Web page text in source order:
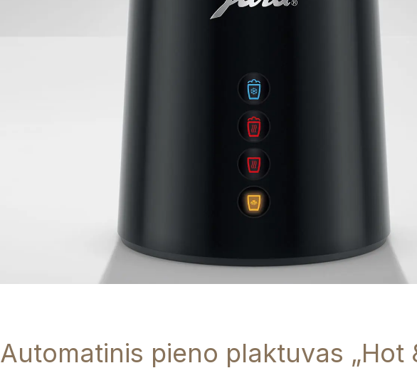
Automatinis pieno plaktuvas „Hot